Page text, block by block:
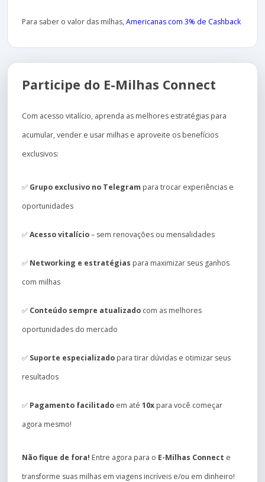
Para saber o valor das milhas,Americanas com 3% de Cashback
Participe do E-Milhas Connect
Com acesso vitalício, aprenda as melhores estratégias para
acumular, vender e usar milhas e aproveite os benefícios
exclusivos:
✅ Grupo exclusivo no Telegram para trocar experiências e
oportunidades
✅Acesso vitalício– sem renovações ou mensalidades
✅ Networking e estratégias para maximizar seus ganhos
com milhas
✅ Conteúdo sempre atualizado com as melhores
oportunidades do mercado
✅ Suporte especializado para tirar dúvidas e otimizar seus
resultados
✅ Pagamento facilitado em até 10x para você começar
agora mesmo!
Não fique de fora! Entre agora para o E-Milhas Connect e
transforme suas milhas em viagens incríveis e/ou em dinheiro!